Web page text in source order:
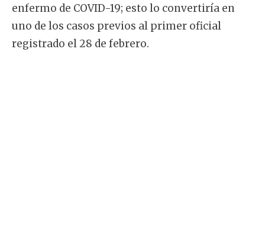
enfermo de COVID-19; esto lo convertiría en
uno de los casos previos al primer oficial
registrado el 28 de febrero.